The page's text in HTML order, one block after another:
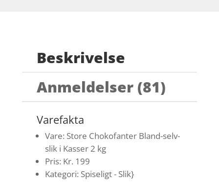
Beskrivelse
Anmeldelser (81)
Varefakta
Vare: Store Chokofanter Bland-selv-
slik i Kasser 2 kg
Pris: Kr. 199
Kategori: Spiseligt - Slik}